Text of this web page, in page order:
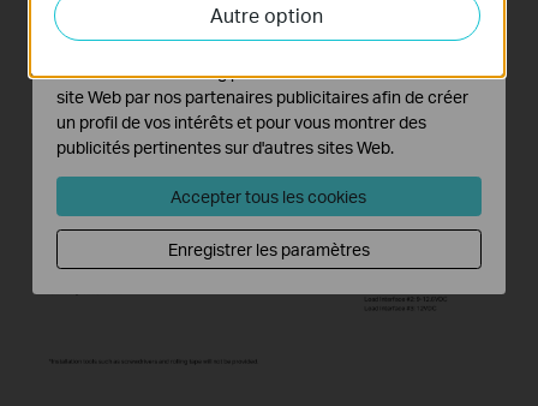
Autre option
activités sur notre site Web pour améliorer et ajuster les
fonctionnalités de notre site Web.
Les cookies marketing peuvent être définis via notre
site Web par nos partenaires publicitaires afin de créer
un profil de vos intérêts et pour vous montrer des
publicités pertinentes sur d'autres sites Web.
Accepter tous les cookies
Enregistrer les paramètres